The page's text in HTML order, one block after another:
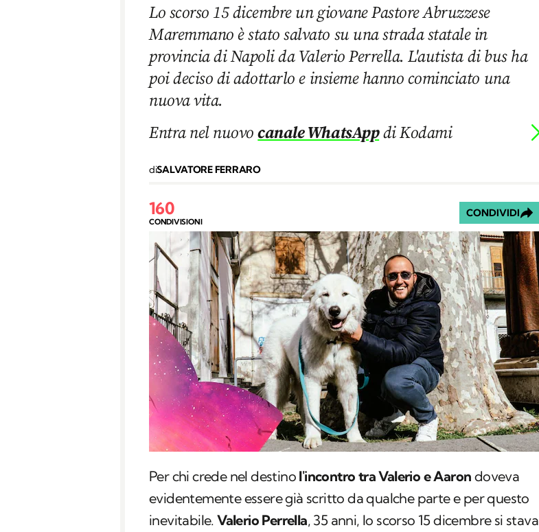
Lo scorso 15 dicembre un giovane Pastore Abruzzese
Maremmano è stato salvato su una strada statale in
provincia di Napoli da Valerio Perrella. L'autista di bus ha
poi deciso di adottarlo e insieme hanno cominciato una
nuova vita.
Entra nel nuovocanale WhatsAppdi Kodami
diSALVATORE FERRARO
160
CONDIVISIONI
CONDIVIDI
Per chi crede nel destino l'incontro tra Valerio e Aaron doveva
evidentemente essere già scritto da qualche parte e per questo
inevitabile.Valerio Perrella, 35 anni, lo scorso 15 dicembre si stava